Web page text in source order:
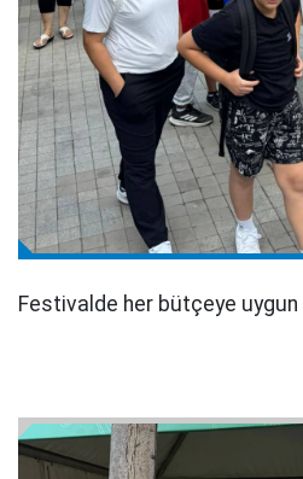
Festivalde her bütçeye uygun